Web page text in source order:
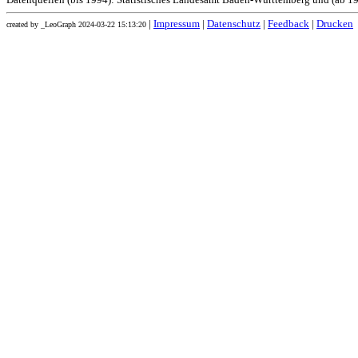
created by _LeoGraph 2024-03-22 15:13:20 Impressum Datenschutz Feedback Drucken